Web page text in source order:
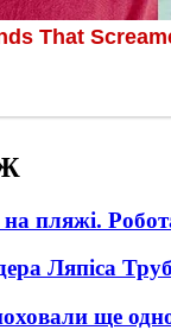
пляжі.
Ляпіса
ще